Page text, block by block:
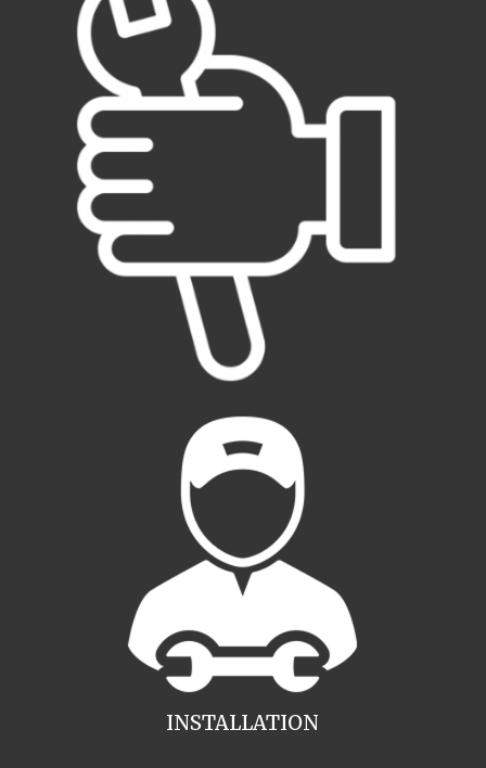
INSTALLATION